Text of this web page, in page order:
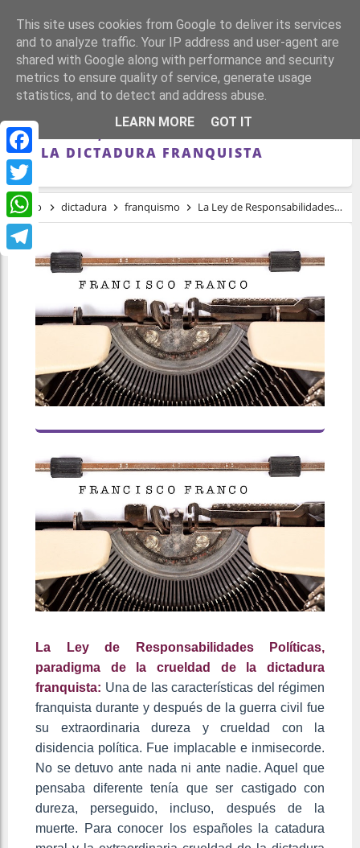
Facebook
Twitter
WhatsApp
Telegram
LA LEY DE RESPONSABILIDADES
POLÍTICAS, PARADIGMA DE LA CRUELDAD
DE LA DICTADURA FRANQUISTA
Inicio dictadura franquismo La Ley de Responsabilidades Políticas, paradigma de la crueldad de la dictadura franquista
La Ley de Responsabilidades Políticas,
paradigma de la crueldad de la dictadura
franquista: Una de las características del régimen
franquista durante y después de la guerra civil fue
su extraordinaria dureza y crueldad con la
disidencia política. Fue implacable e inmisecorde.
No se detuvo ante nada ni ante nadie. Aquel que
pensaba diferente tenía que ser castigado con
dureza, perseguido, incluso, después de la
muerte. Para conocer los españoles la catadura
This site uses cookies from Google to deliver its services
and to analyze traffic. Your IP address and user-agent are
shared with Google along with performance and security
metrics to ensure quality of service, generate usage
statistics, and to detect and address abuse.
LEARN MORE
GOT IT